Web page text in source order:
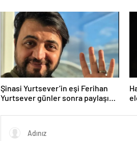
Şinasi Yurtsever’in eşi Ferihan
Yurtsever günler sonra paylaşım